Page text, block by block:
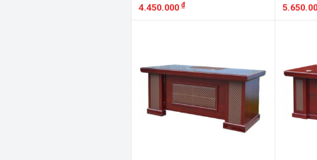
4.450.000 ₫